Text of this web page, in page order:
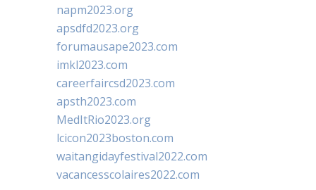
napm2023.org
apsdfd2023.org
forumausape2023.com
imkl2023.com
careerfaircsd2023.com
apsth2023.com
MedItRio2023.org
lcicon2023boston.com
waitangidayfestival2022.com
vacancesscolaires2022.com